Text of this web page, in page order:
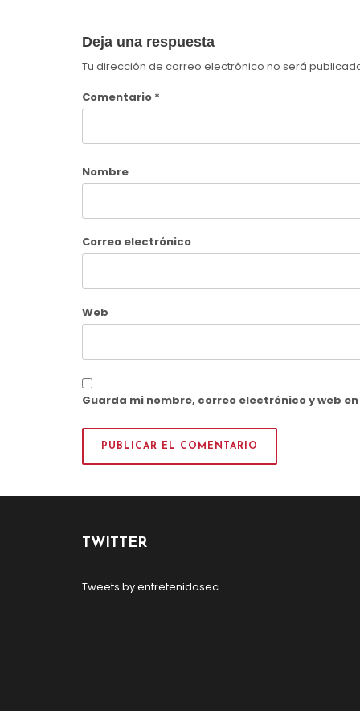
Deja una respuesta
Tu dirección de correo electrónico no será
Comentario *
Nombre
Correo electrónico
Web
Guarda mi nombre, correo electrónico y web
TWITTER
Tweets by entretenidosec